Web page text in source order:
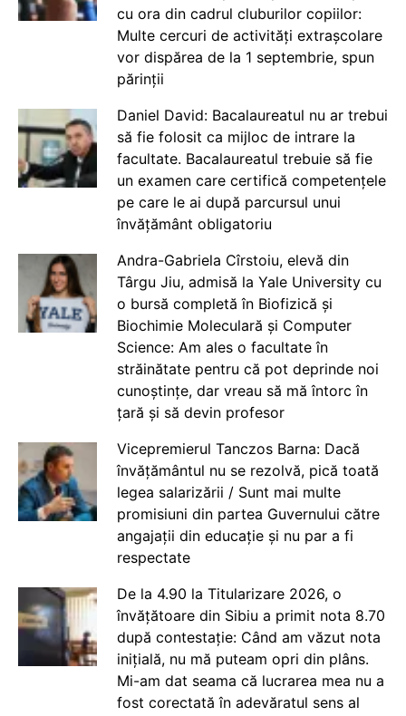
cu ora din cadrul cluburilor copiilor:
Multe cercuri de activități extrașcolare
vor dispărea de la 1 septembrie, spun
părinții
Daniel David: Bacalaureatul nu ar trebui
să fie folosit ca mijloc de intrare la
facultate. Bacalaureatul trebuie să fie
un examen care certifică competențele
pe care le ai după parcursul unui
învățământ obligatoriu
Andra-Gabriela Cîrstoiu, elevă din
Târgu Jiu, admisă la Yale University cu
o bursă completă în Biofizică și
Biochimie Moleculară și Computer
Science: Am ales o facultate în
străinătate pentru că pot deprinde noi
cunoștințe, dar vreau să mă întorc în
țară și să devin profesor
Vicepremierul Tanczos Barna: Dacă
învățământul nu se rezolvă, pică toată
legea salarizării / Sunt mai multe
promisiuni din partea Guvernului către
angajații din educație și nu par a fi
respectate
De la 4.90 la Titularizare 2026, o
învățătoare din Sibiu a primit nota 8.70
după contestație: Când am văzut nota
inițială, nu mă puteam opri din plâns.
Mi-am dat seama că lucrarea mea nu a
fost corectată în adevăratul sens al